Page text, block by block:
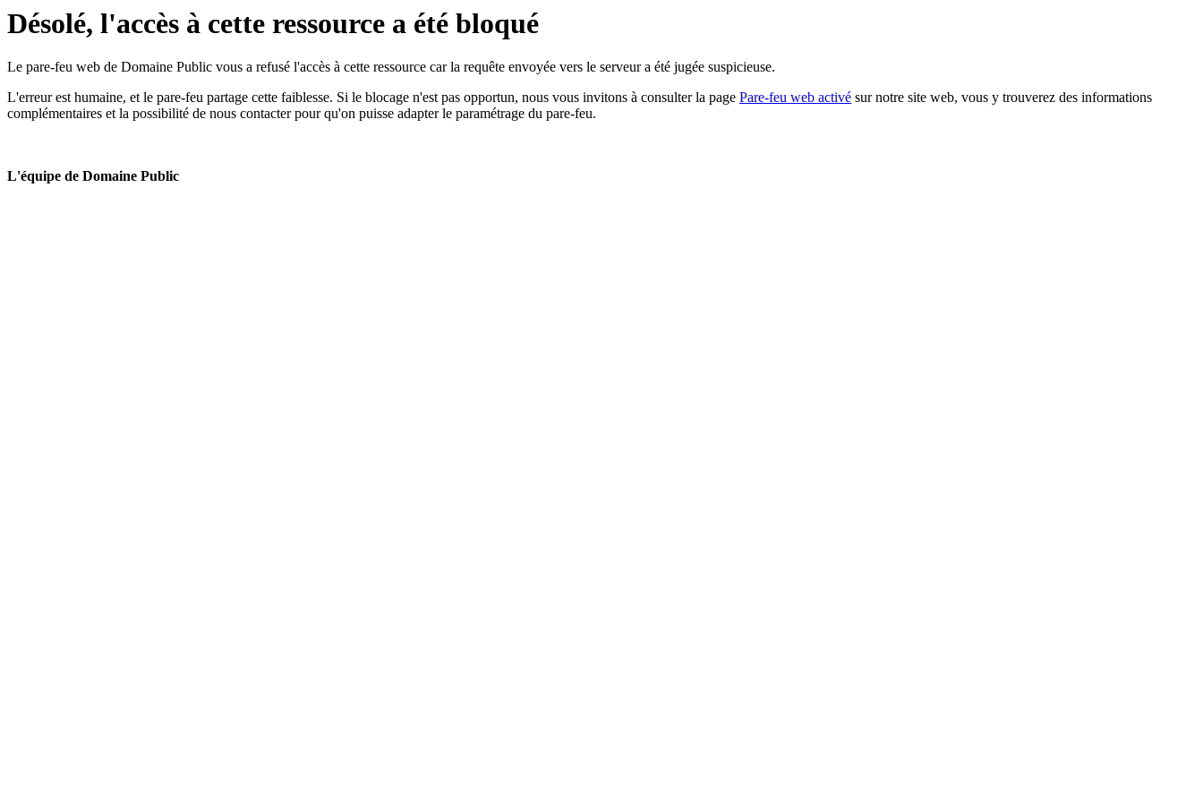
Désolé, l'accès à cette ressource a été bloqué
Le pare-feu web de Domaine Public vous a refusé l'accès à cette ressource car la requête envoyée vers le serveur a été jugée suspicieuse.
L'erreur est humaine, et le pare-feu partage cette faiblesse. Si le blocage n'est pas opportun, nous vous invitons à consulter la page Pare-feu web activé sur notre site web, vous y trouverez des informations
complémentaires et la possibilité de nous contacter pour qu'on puisse adapter le paramétrage du pare-feu.
L'équipe de Domaine Public